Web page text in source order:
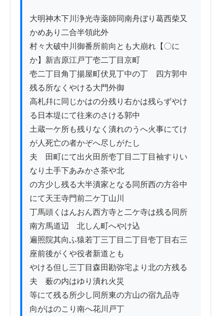
大明神木下川浄光寺薬師同南舟ぼり葛西柴又
かめあり二合半領此外
村々大破中川御番所前向とも大崩れ【〇に
か】新吉原江戸丁壱二丁目京町
壱二丁目角丁揚屋町伏見丁中の丁ゟ四方郭中
残る所なくやける大門外御
高札幷に同じかはの分残り右かは残らずやけ
る日本堤にて往来のさける郭中
土蔵一ケ所も残りなく潰れのうへ火事にてけ
が人死亡の者かぞへ尽しがたし
夫ゟ田町にて出火田所壱丁目二丁目袖すりい
なり土手下あみかさ茶や北
の方少し残る大半潰家となる同所西の方谷中
にて天王寺門前二ケ丁山川
丁馬頭くはんおん西方寺と二ケ寺は残る同所
南方馬道辺ゟ北しん町へやけ込
遍照院其向ふ猿若丁三丁目二丁目壱丁目右三
座前後がくや役者新道とも
やける但し三丁目森田勘弥宅より北の方残る
夫ゟ薮の内はゆり潰れ火災
等にて残る所少し同所東の方山の宿九品寺ゟ
向がはのこり南へ花川戸丁